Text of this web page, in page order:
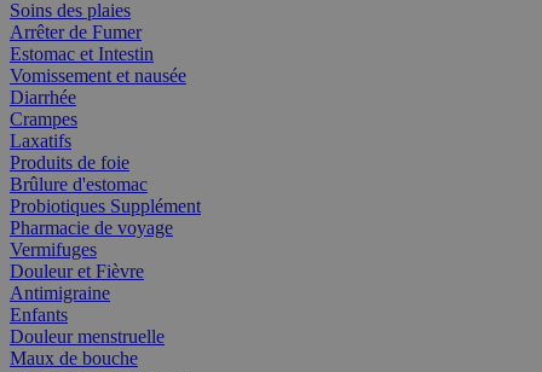
Soins des plaies
Arrêter de Fumer
Estomac et Intestin
Vomissement et nausée
Diarrhée
Crampes
Laxatifs
Produits de foie
Brûlure d'estomac
Probiotiques Supplément
Pharmacie de voyage
Vermifuges
Douleur et Fièvre
Antimigraine
Enfants
Douleur menstruelle
Maux de bouche